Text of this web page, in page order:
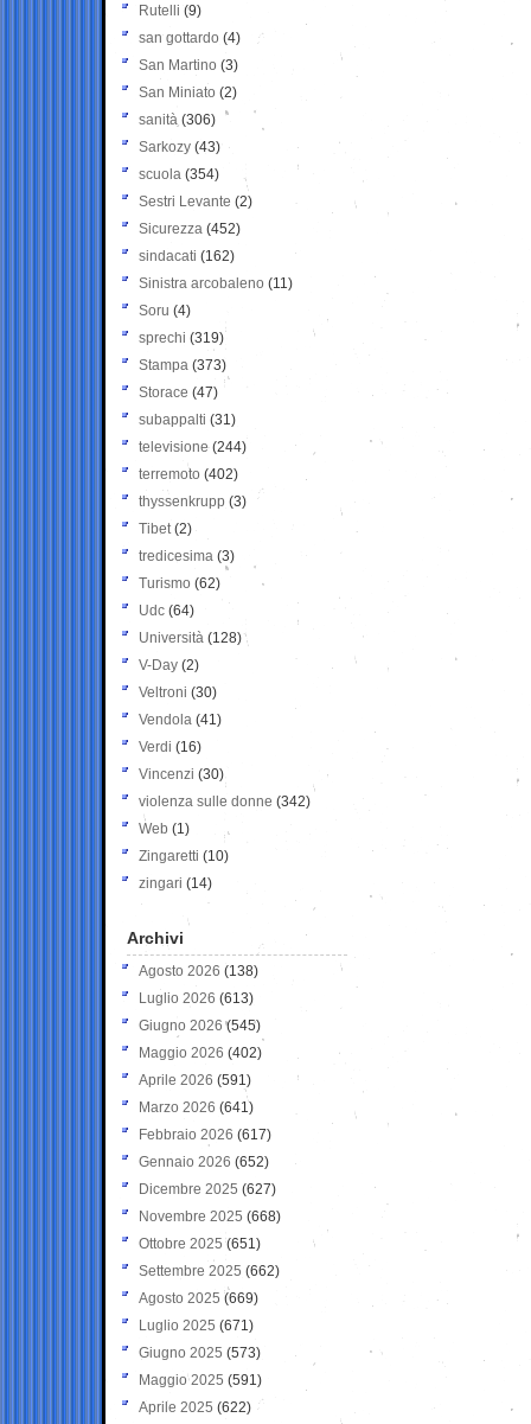
Rutelli (9)
san gottardo (4)
San Martino (3)
San Miniato (2)
sanità (306)
Sarkozy (43)
scuola (354)
Sestri Levante (2)
Sicurezza (452)
sindacati (162)
Sinistra arcobaleno (11)
Soru (4)
sprechi (319)
Stampa (373)
Storace (47)
subappalti (31)
televisione(244)
terremoto (402)
thyssenkrupp (3)
Tibet(2)
tredicesima (3)
Turismo (62)
Udc (64)
Università (128)
V-Day (2)
Veltroni (30)
Vendola (41)
Verdi (16)
Vincenzi (30)
violenza sulle donne (342)
Web (1)
Zingaretti (10)
zingari (14)
Archivi
Agosto 2026 (138)
Luglio 2026 (613)
Giugno 2026 (545)
Maggio 2026 (402)
Aprile 2026 (591)
Marzo 2026 (641)
Febbraio 2026 (617)
Gennaio 2026 (652)
Dicembre 2025 (627)
Novembre 2025 (668)
Ottobre 2025 (651)
Settembre 2025 (662)
Agosto 2025 (669)
Luglio 2025 (671)
Giugno 2025 (573)
Maggio 2025 (591)
Aprile 2025 (622)